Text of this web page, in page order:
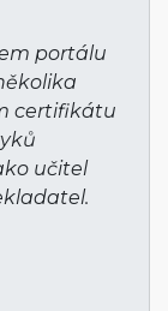
portálu
certifikátu
učitel